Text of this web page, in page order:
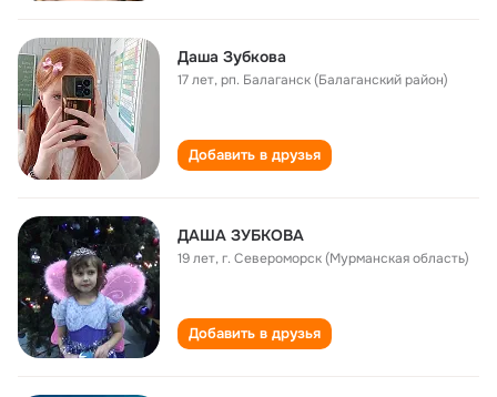
Даша Зубкова
17 лет,рп. Балаганск (Балаганский район)
Добавить в друзья
ДАША ЗУБКОВА
19 лет,г. Североморск (Мурманская область)
Добавить в друзья